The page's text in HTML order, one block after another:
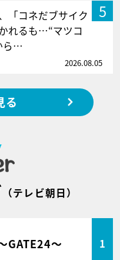
5
「コネだブサイク
れるも…“マツコ
ら…
2026.08.05
る
（テレビ朝日）
GATE24～ 1